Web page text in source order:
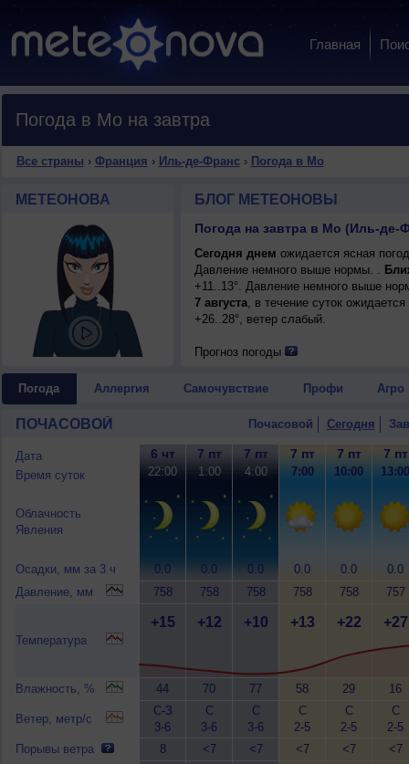
Главная
Погода в Мо на завтра
Все страны › Франция › Иль-де-Франс› Погода в Мо
МЕТЕОНОВА БЛОГ МЕТЕОНОВЫ
Погода на завтра в Мо (Иль-де-
Сегодня днем ожидается ясная
Давление немного выше нормы. .
+11..13°. Давление немного выше
7 августа, в течение суток
+26..28°, ветер слабый.
Прогноз погоды
Погода Аллергия Самочувствие Профи Агро
ПОЧАСОВОЙ Почасовой Сегодня
Дата
Время суток
Облачность
Явления
Осадки, мм за 3 ч
Давление, мм
Температура
Влажность, %
Ветер, метр/с
Порывы ветра
6 чт
22:00
0.0
758
+15
44
С-З
3-6
8
7 пт
1:00
0.0
758
+12
70
С
3-6
<7
7 пт
4:00
0.0
758
+10
77
С
3-6
<7
7 пт
7:00
0.0
758
+13
58
С
2-5
<7
7 пт
10:00
0.0
758
+22
29
С
2-5
<7
7 пт
13:00
0.0
757
+27
16
С
2-5
<7